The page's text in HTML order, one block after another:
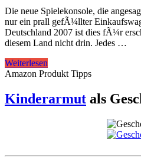
Die neue Spielekonsole, die
nur ein prall gefÃ¼llter
Deutschland 2007 ist dies fÃ¼r
diesem Land nicht drin. Jedes …
Kinderarmut
und
Weiterlesen
Amazon Produkt Tipps
Kinderarmut als